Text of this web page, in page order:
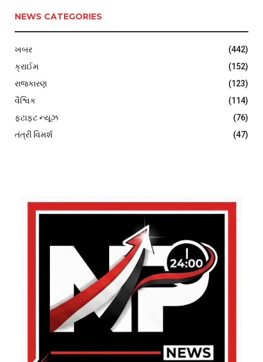
NEWS CATEGORIES
ખબર
(442)
ક્રાઈમ
(152)
રાજકારણ
(123)
વૈશ્વિક
(114)
ફટાફટ ન્યૂઝ
(76)
તંત્રી વિમર્શ
(47)